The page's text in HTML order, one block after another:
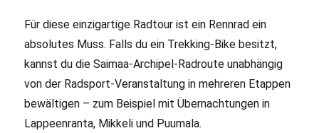
Für diese einzigartige Radtour ist ein Rennrad ein
absolutes Muss. Falls du ein Trekking-Bike besitzt,
kannst du die Saimaa-Archipel-Radroute unabhängig
von der Radsport-Veranstaltung in mehreren Etappen
bewältigen – zum Beispiel mit Übernachtungen in
Lappeenranta, Mikkeli und Puumala.